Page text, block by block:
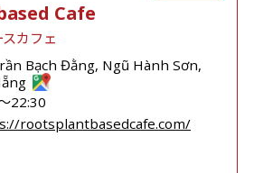
Cafe
カフェ
Bạch Đằng, Ngũ Hành Sơn,
22:30
rootsplantbasedcafe.com/